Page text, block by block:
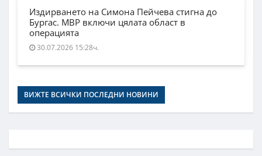
Издирването на Симона Пейчева стигна до
Бургас. МВР включи цялата област в
операцията
30.07.2026 15:28ч.
ВИЖТЕ ВСИЧКИ ПОСЛЕДНИ НОВИНИ